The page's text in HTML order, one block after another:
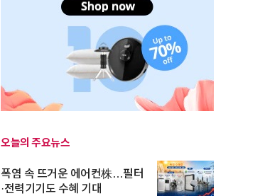
오늘의 주요뉴스
폭염 속 뜨거운 에어컨株…필터
·전력기기도 수혜 기대